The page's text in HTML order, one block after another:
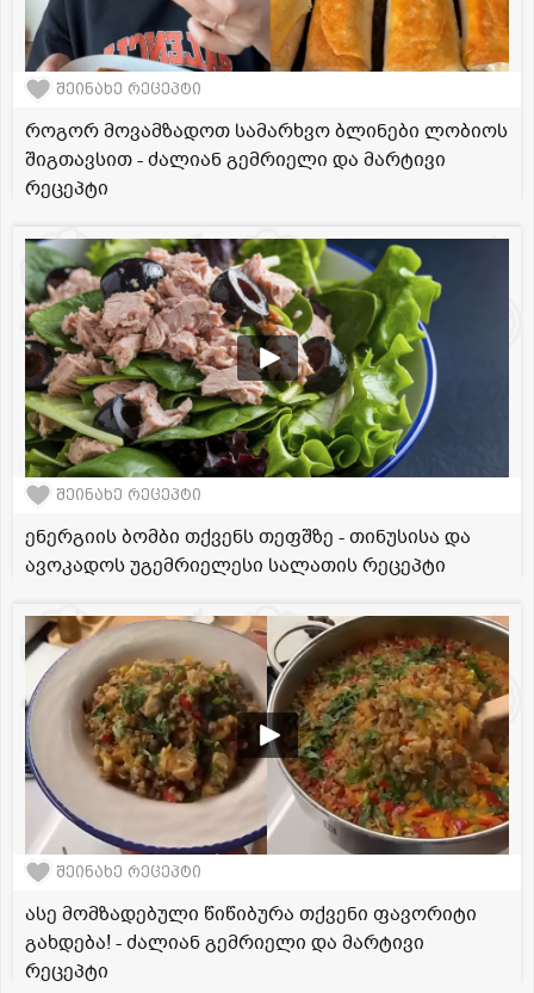
შეინახე რეცეპტი
როგორ მოვამზადოთ სამარხვო ბლინები ლობიოს
შიგთავსით - ძალიან გემრიელი და მარტივი
რეცეპტი
შეინახე რეცეპტი
ენერგიის ბომბი თქვენს თეფშზე - თინუსისა და
ავოკადოს უგემრიელესი სალათის რეცეპტი
შეინახე რეცეპტი
ასე მომზადებული წიწიბურა თქვენი ფავორიტი
გახდება! - ძალიან გემრიელი და მარტივი
რეცეპტი